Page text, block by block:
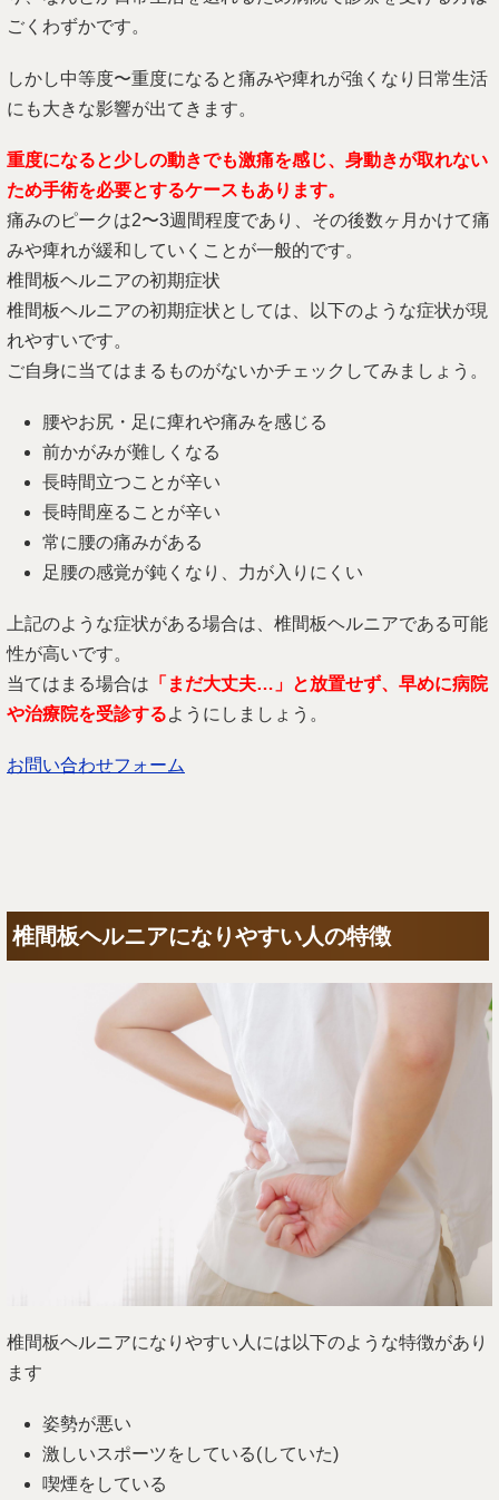
ごくわずかです。
しかし中等度〜重度になると痛みや痺れが強くなり日常生活
にも大きな影響が出てきます。
重度になると少しの動きでも激痛を感じ、身動きが取れない
ため手術を必要とするケースもあります。
痛みのピークは2〜3週間程度であり、その後数ヶ月かけて痛
みや痺れが緩和していくことが一般的です。
椎間板ヘルニアの初期症状
椎間板ヘルニアの初期症状としては、以下のような症状が現
れやすいです。
ご自身に当てはまるものがないかチェックしてみましょう。
腰やお尻・足に痺れや痛みを感じる
前かがみが難しくなる
長時間立つことが辛い
長時間座ることが辛い
常に腰の痛みがある
足腰の感覚が鈍くなり、力が入りにくい
上記のような症状がある場合は、椎間板ヘルニアである可能
性が高いです。
当てはまる場合は 「まだ大丈夫…」と放置せず、早めに病院
や治療院を受診するようにしましょう。
お問い合わせフォーム
椎間板ヘルニアになりやすい人の特徴
椎間板ヘルニアになりやすい人には以下のような特徴があり
ます
姿勢が悪い
激しいスポーツをしている(していた)
喫煙をしている